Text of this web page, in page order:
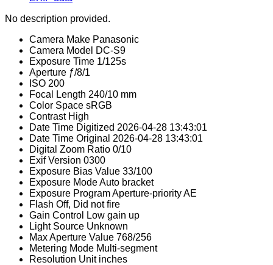
No description provided.
Camera Make Panasonic
Camera Model DC-S9
Exposure Time 1/125s
Aperture ƒ/8/1
ISO 200
Focal Length 240/10 mm
Color Space sRGB
Contrast High
Date Time Digitized 2026-04-28 13:43:01
Date Time Original 2026-04-28 13:43:01
Digital Zoom Ratio 0/10
Exif Version 0300
Exposure Bias Value 33/100
Exposure ModeAuto bracket
Exposure ProgramAperture-priority AE
Flash Off, Did not fire
Gain Control
Low gain up
Light Source Unknown
Max Aperture Value 768/256
Metering Mode Multi-segment
Resolution Unit inches